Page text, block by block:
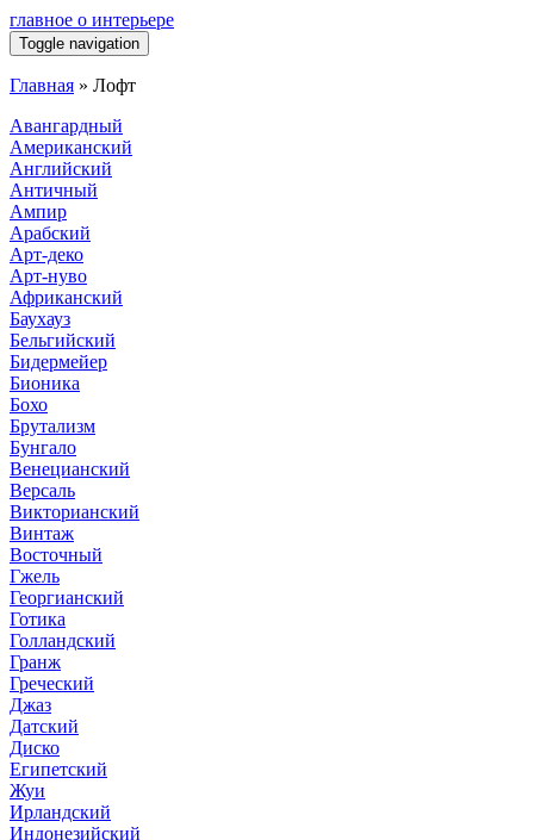
главное о интерьере
Toggle navigation
Главная » Лофт
Авангардный
Американский
Английский
Античный
Ампир
Арабский
Арт-деко
Арт-нуво
Африканский
Баухауз
Бельгийский
Бидермейер
Бионика
Бохо
Брутализм
Бунгало
Венецианский
Версаль
Викторианский
Винтаж
Восточный
Гжель
Георгианский
Готика
Голландский
Гранж
Греческий
Джаз
Датский
Диско
Египетский
Жуи
Ирландский
Индонезийский